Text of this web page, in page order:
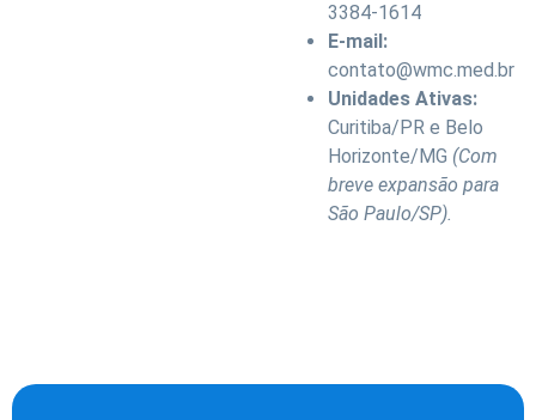
3384-1614
E-mail:
contato@wmc.med.br
Unidades Ativas:
Curitiba/PR e Belo
Horizonte/MG (Com
breve expansão para
São Paulo/SP).